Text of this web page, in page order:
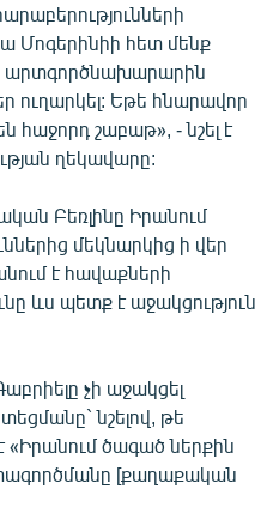
հետ մենք
արտգործնախարարին
ուղարկել: Եթե հնարավոր
հաջորդ շաբաթ», - նշել է
ղեկավարը:
Բեռլինը Իրանում
մեկնարկից ի վեր
է հավաքների
ևս պետք է աջակցություն
չի աջակցել
նշելով, թե
«Իրանում ծագած ներքին
[քաղաքական